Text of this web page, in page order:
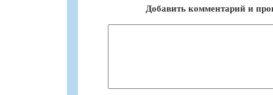
Добавить комментарий и